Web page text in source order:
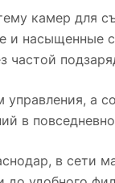
камер для
и насыщенные
частой
а
в
, в сети